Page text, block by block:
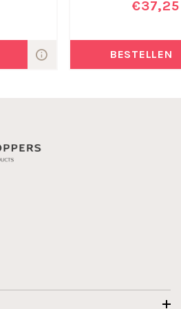
€37,25
BESTELLEN